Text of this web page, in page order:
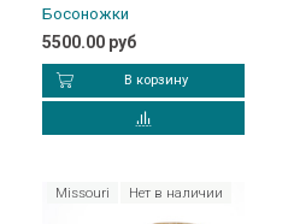
Босоножки
5500.00 руб
В корзину
Missouri Нет в наличии